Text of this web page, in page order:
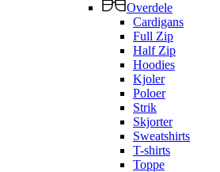
Overdele
Cardigans
Full Zip
Half Zip
Hoodies
Kjoler
Poloer
Strik
Skjorter
Sweatshirts
T-shirts
Toppe